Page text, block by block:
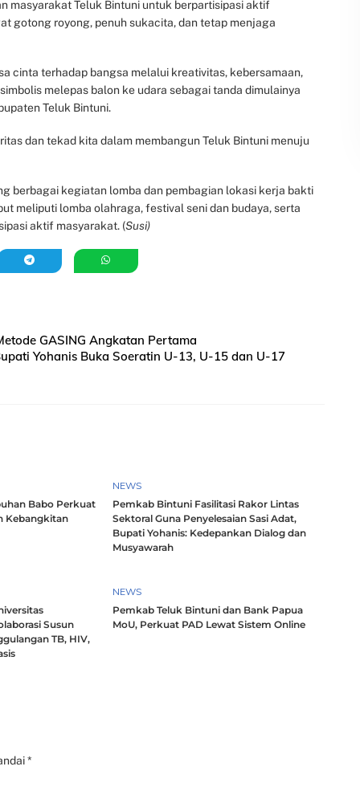
masyarakat Teluk Bintuni untuk berpartisipasi aktif
gotong royong, penuh sukacita, dan tetap menjaga
cinta terhadap bangsa melalui kreativitas, kebersamaan,
melepas balon ke udara sebagai tanda dimulainya
Teluk Bintuni.
dan tekad kita dalam membangun Teluk Bintuni menuju
berbagai kegiatan lomba dan pembagian lokasi kerja bakti
meliputi lomba olahraga, festival seni dan budaya, serta
aktif masyarakat. (Susi)
GASING Angkatan Pertama
Yohanis Buka Soeratin U-13, U-15 dan U-17
Babo Perkuat
Kebangkitan
NEWS
Pemkab Bintuni Fasilitasi Rakor Lintas
Sektoral Guna Penyelesaian Sasi Adat,
Bupati Yohanis: Kedepankan Dialog dan
Musyawarah
Susun
TB, HIV,
NEWS
Pemkab Teluk Bintuni dan Bank Papua
MoU, Perkuat PAD Lewat Sistem Online
*